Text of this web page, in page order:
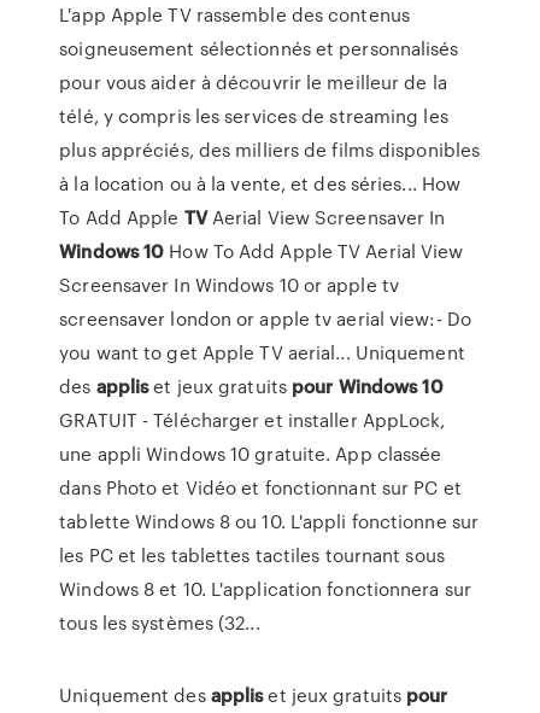
L'app Apple TV rassemble des contenus
soigneusement sélectionnés et personnalisés
pour vous aider à découvrir le meilleur de la
télé, y compris les services de streaming les
plus appréciés, des milliers de films disponibles
à la location ou à la vente, et des séries... How
To Add Apple TVAerial View Screensaver In
Windows10 How To Add Apple TV Aerial View
Screensaver In Windows 10 or apple tv
screensaver london or apple tv aerial view:- Do
you want to get Apple TV aerial... Uniquement
des appliset jeux gratuits pour Windows10
GRATUIT - Télécharger et installer AppLock,
une appli Windows 10 gratuite. App classée
dans Photo et Vidéo et fonctionnant sur PC et
tablette Windows 8 ou 10. L'appli fonctionne sur
les PC et les tablettes tactiles tournant sous
Windows 8 et 10. L'application fonctionnera sur
tous les systèmes (32...
Uniquement desappliset jeux gratuits pour